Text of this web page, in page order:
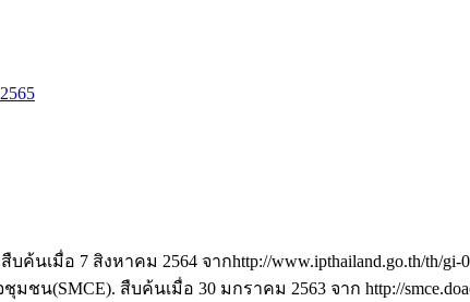
มื่อ 7 สิงหาคม 2564 จากhttp://www.ipthailand.go.th/th/gi-
(SMCE). สืบค้นเมื่อ 30 มกราคม 2563 จาก http://